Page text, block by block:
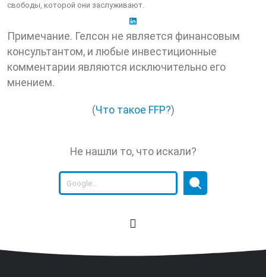
свободы, которой они заслуживают.
Примечание. Гелсон не является финансовым
консультантом, и любые инвестиционные
комментарии являются исключительно его
мнением.
(Что такое FFP?)
Не нашли то, что искали?